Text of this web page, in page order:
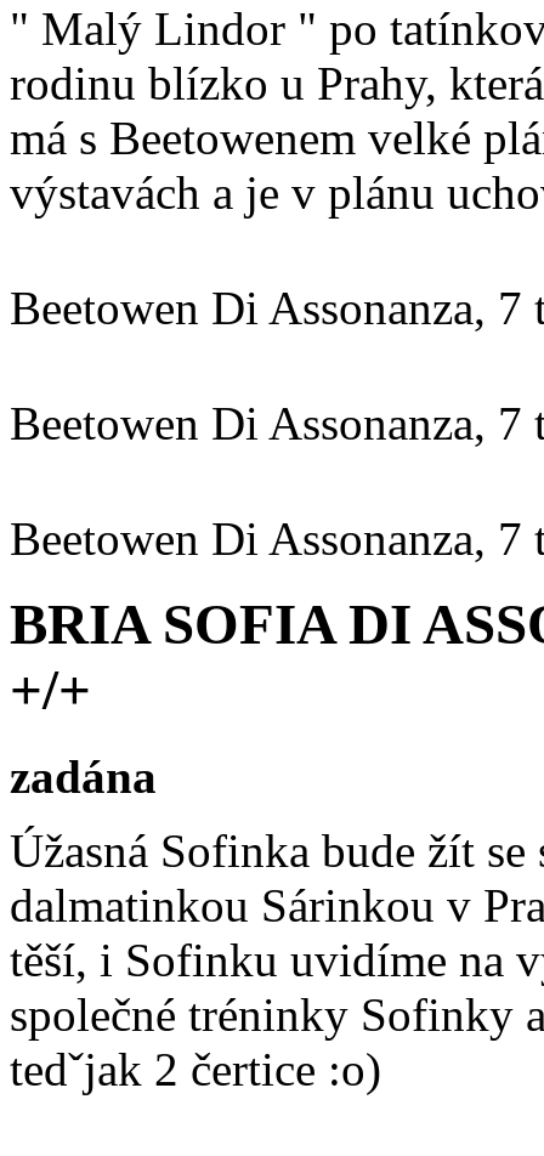
" Malý Lindor " po
rodinu blízko u Prahy,
má s Beetowenem velké
výstavách a je v plánu
Beetowen Di Assonanza, 7
Beetowen Di Assonanza, 7
Beetowen Di Assonanza, 7
BRIA SOFIA DI
+/+
zadána
Úžasná Sofinka bude žít
dalmatinkou Sárinkou v
těší, i Sofinku uvidíme na
společné tréninky Sofinky
tedˇjak 2 čertice :o)